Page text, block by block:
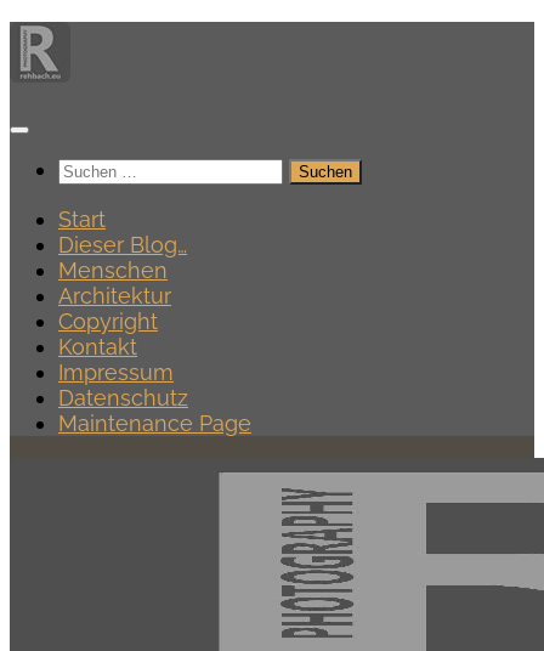
Zum
Inhalt
springen
Suchen
Start
Dieser Blog…
Menschen
Architektur
Copyright
Kontakt
Impressum
Datenschutz
Maintenance Page